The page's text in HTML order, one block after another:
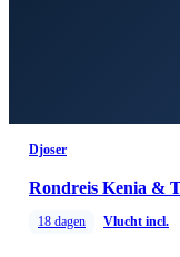
Djoser
Rondreis Kenia &
18 dagen Vlucht incl.